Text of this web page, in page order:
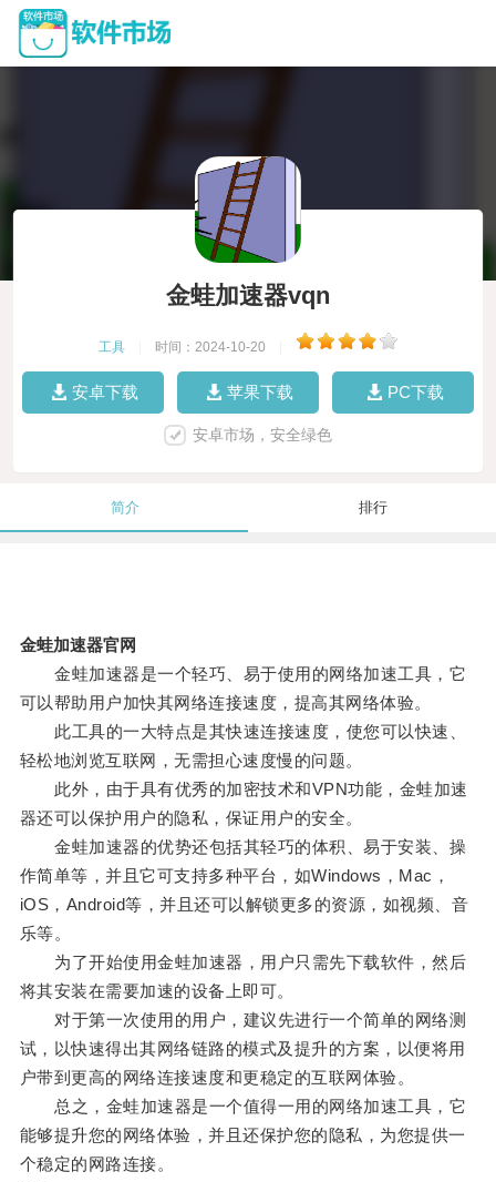
金蛙加速器vqn
工具 时间：2024-10-20
安卓下载 苹果下载 PC下载
安卓市场，安全绿色
简介 排行
金蛙加速器官网
金蛙加速器是一个轻巧、易于使用的网络加速工具，它
可以帮助用户加快其网络连接速度，提高其网络体验。
此工具的一大特点是其快速连接速度，使您可以快速、
轻松地浏览互联网，无需担心速度慢的问题。
此外，由于具有优秀的加密技术和VPN功能，金蛙加速
器还可以保护用户的隐私，保证用户的安全。
金蛙加速器的优势还包括其轻巧的体积、易于安装、操
作简单等，并且它可支持多种平台，如Windows，Mac，
iOS，Android等，并且还可以解锁更多的资源，如视频、音
乐等。
为了开始使用金蛙加速器，用户只需先下载软件，然后
将其安装在需要加速的设备上即可。
对于第一次使用的用户，建议先进行一个简单的网络测
试，以快速得出其网络链路的模式及提升的方案，以便将用
户带到更高的网络连接速度和更稳定的互联网体验。
总之，金蛙加速器是一个值得一用的网络加速工具，它
能够提升您的网络体验，并且还保护您的隐私，为您提供一
个稳定的网路连接。